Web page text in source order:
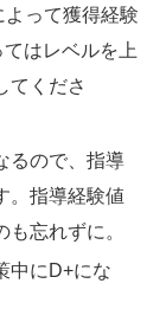
って獲得経験
はレベルを上
てくださ
るので、指導
。指導経験値
忘れずに。
中にD+にな